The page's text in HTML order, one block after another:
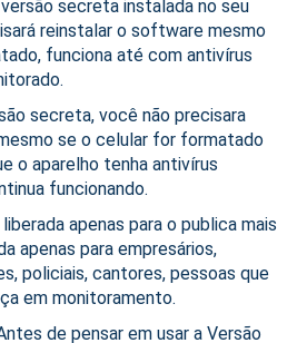
secreta instalada no seu
reinstalar o software mesmo
funciona até com antivírus
secreta, você não precisara
se o celular for formatado
o aparelho tenha antivírus
funcionando.
apenas para o publica mais
apenas para empresários,
policiais, cantores, pessoas que
em monitoramento.
de pensar em usar a Versão